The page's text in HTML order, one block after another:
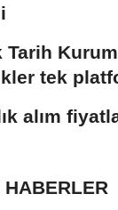
Tarih
tek
alım